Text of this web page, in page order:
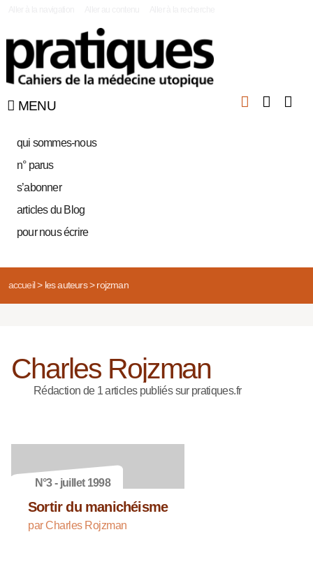
MENU
qui sommes-nous
n° parus
s’abonner
articles du Blog
pour nous écrire
accueil> les auteurs> rojzman
Charles Rojzman
Rédaction de 1 articles publiés sur pratiques.fr
N°3 - juillet 1998
Sortir du manichéisme
par Charles Rojzman